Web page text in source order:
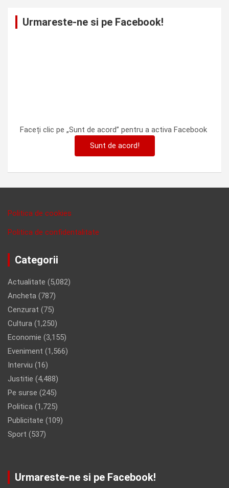
Urmareste-ne si pe Facebook!
Faceți clic pe „Sunt de acord” pentru a activa Facebook
Sunt de acord!
Politica de cookies
Politica de confidentalitate
Categorii
Actualitate (5,082)
Ancheta (787)
Cenzurat (75)
Cultura (1,250)
Economie (3,155)
Eveniment (1,566)
Interviu (16)
Justitie (4,488)
Pe surse (245)
Politica (1,725)
Publicitate (109)
Sport (537)
Urmareste-ne si pe Facebook!